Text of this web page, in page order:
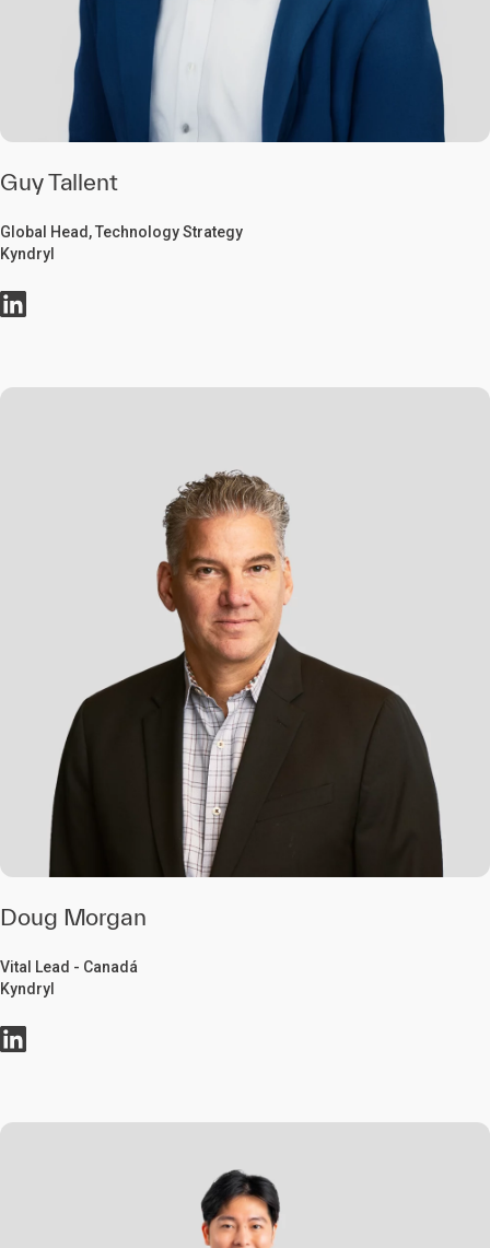
Guy Tallent
Global Head, Technology Strategy
Kyndryl
Doug Morgan
Vital Lead - Canadá
Kyndryl